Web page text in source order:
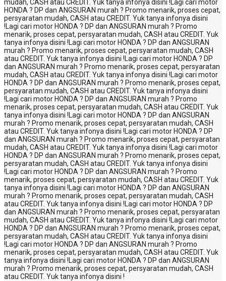
mudah, CASH atau CREDIT. Yuk tanya infonya disini ! Lagi cari motor
HONDA ? DP dan ANGSURAN murah ? Promo menarik, proses cepat,
persyaratan mudah, CASH atau CREDIT. Yuk tanya infonya disini
! Lagi cari motor HONDA ? DP dan ANGSURAN murah ? Promo
menarik, proses cepat, persyaratan mudah, CASH atau CREDIT. Yuk
tanya infonya disini ! Lagi cari motor HONDA ? DP dan ANGSURAN
murah ? Promo menarik, proses cepat, persyaratan mudah, CASH
atau CREDIT. Yuk tanya infonya disini ! Lagi cari motor HONDA ? DP
dan ANGSURAN murah ? Promo menarik, proses cepat, persyaratan
mudah, CASH atau CREDIT. Yuk tanya infonya disini ! Lagi cari motor
HONDA ? DP dan ANGSURAN murah ? Promo menarik, proses cepat,
persyaratan mudah, CASH atau CREDIT. Yuk tanya infonya disini
! Lagi cari motor HONDA ? DP dan ANGSURAN murah ? Promo
menarik, proses cepat, persyaratan mudah, CASH atau CREDIT. Yuk
tanya infonya disini ! Lagi cari motor HONDA ? DP dan ANGSURAN
murah ? Promo menarik, proses cepat, persyaratan mudah, CASH
atau CREDIT. Yuk tanya infonya disini ! Lagi cari motor HONDA ? DP
dan ANGSURAN murah ? Promo menarik, proses cepat, persyaratan
mudah, CASH atau CREDIT. Yuk tanya infonya disini ! Lagi cari motor
HONDA ? DP dan ANGSURAN murah ? Promo menarik, proses cepat,
persyaratan mudah, CASH atau CREDIT. Yuk tanya infonya disini
! Lagi cari motor HONDA ? DP dan ANGSURAN murah ? Promo
menarik, proses cepat, persyaratan mudah, CASH atau CREDIT. Yuk
tanya infonya disini ! Lagi cari motor HONDA ? DP dan ANGSURAN
murah ? Promo menarik, proses cepat, persyaratan mudah, CASH
atau CREDIT. Yuk tanya infonya disini ! Lagi cari motor HONDA ? DP
dan ANGSURAN murah ? Promo menarik, proses cepat, persyaratan
mudah, CASH atau CREDIT. Yuk tanya infonya disini ! Lagi cari motor
HONDA ? DP dan ANGSURAN murah ? Promo menarik, proses cepat,
persyaratan mudah, CASH atau CREDIT. Yuk tanya infonya disini
! Lagi cari motor HONDA ? DP dan ANGSURAN murah ? Promo
menarik, proses cepat, persyaratan mudah, CASH atau CREDIT. Yuk
tanya infonya disini ! Lagi cari motor HONDA ? DP dan ANGSURAN
murah ? Promo menarik, proses cepat, persyaratan mudah, CASH
atau CREDIT. Yuk tanya infonya disini !